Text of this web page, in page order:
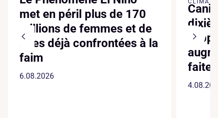
met en péril plus de 170
millions de femmes et de
filles déjà confrontées à la
faim
6.08.2026